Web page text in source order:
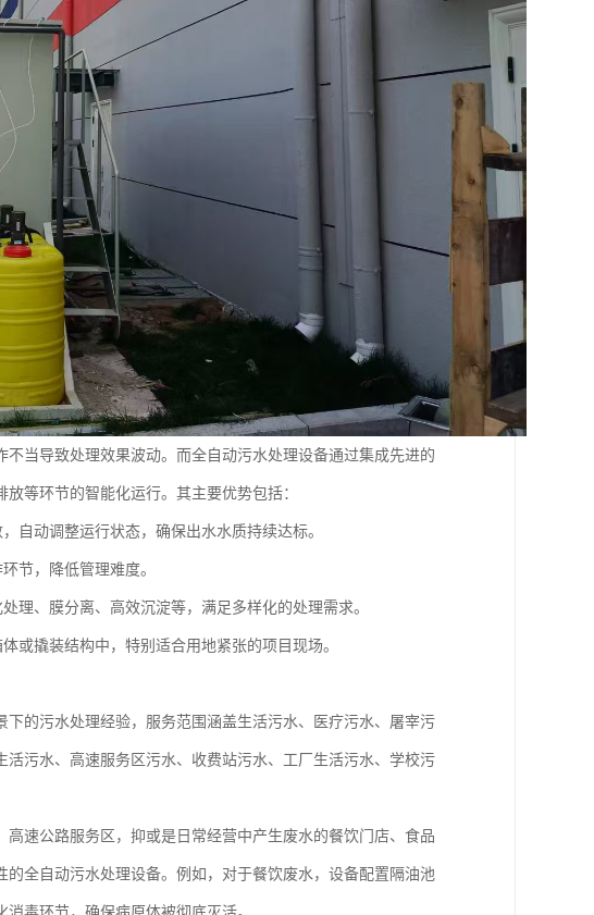
当导致处理效果波动。而全自动污水处理设备通过集成先进的
等环节的智能化运行。其主要优势包括：
自动调整运行状态，确保出水水质持续达标。
节，降低管理难度。
理、膜分离、高效沉淀等，满足多样化的处理需求。
或撬装结构中，特别适合用地紧张的项目现场。
的污水处理经验，服务范围涵盖生活污水、医疗污水、屠宰污
污水、高速服务区污水、收费站污水、工厂生活污水、学校污
速公路服务区，抑或是日常经营中产生废水的餐饮门店、食品
全自动污水处理设备。例如，对于餐饮废水，设备配置隔油池